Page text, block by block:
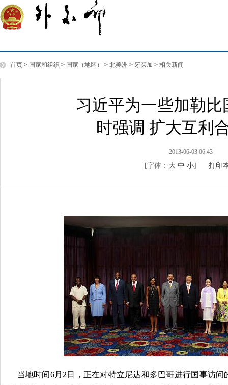
首页 > 国家和组织 > 国家（地区） > 北美洲 > 牙买加 > 相关新闻
习近平为一些加勒
时强调 扩大互利
2013-06-03 06:43
[字体： 大 中 小] 打印
当地时间6月2日，正在对特立尼达和多巴哥进行国事访问